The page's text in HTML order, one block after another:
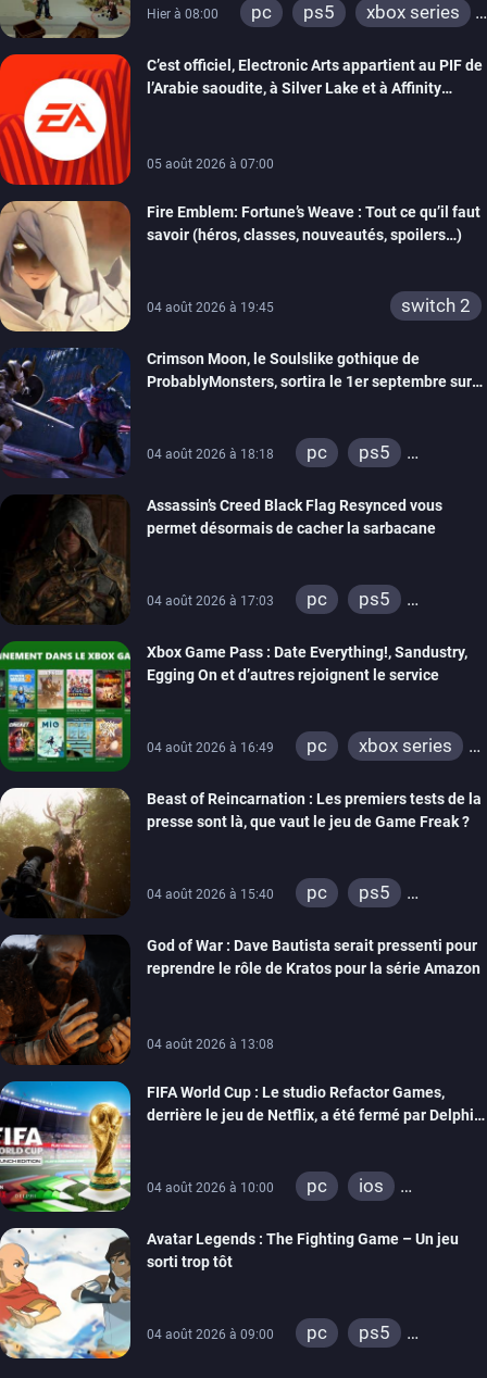
Hier à 08:00 pc ps5
xbox series
C’est officiel, Electronic Arts appartient au PIF de
l’Arabie saoudite, à Silver Lake et à Affinity
05 août 2026 à 07:00
Fire Emblem: Fortune’s Weave : Tout ce qu’il faut
savoir (héros, classes, nouveautés, spoilers…)
04 août 2026 à 19:45 switch 2
Crimson Moon, le Soulslike gothique de
ProbablyMonsters, sortira le 1er septembre sur
04 août 2026 à 18:18 pc
ps5
Assassin’s Creed Black Flag Resynced vous
permet désormais de cacher la sarbacane
04 août 2026 à 17:03 pc
ps5
Xbox Game Pass : Date Everything!, Sandustry,
Egging On et d’autres rejoignent le service
04 août 2026 à 16:49 pc
xbox series
Beast of Reincarnation : Les premiers tests de la
presse sont là, que vaut le jeu de Game Freak ?
04 août 2026 à 15:40 pc
ps5
God of War : Dave Bautista serait pressenti pour
reprendre le rôle de Kratos pour la série Amazon
04 août 2026 à 13:08
FIFA World Cup : Le studio Refactor Games,
derrière le jeu de Netflix, a été fermé par Delphi
04 août 2026 à 10:00 pc
ios
Avatar Legends : The Fighting Game – Un jeu
sorti trop tôt
04 août 2026 à 09:00 pc
ps5